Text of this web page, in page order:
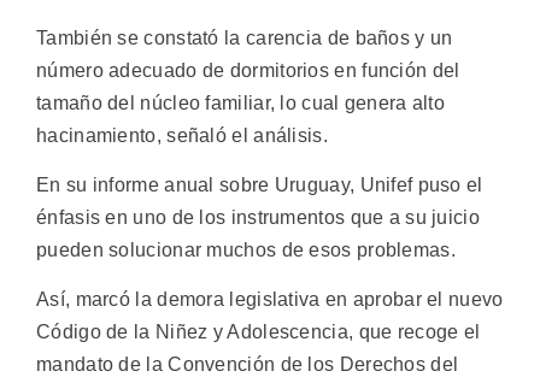
También se constató la carencia de baños y un
número adecuado de dormitorios en función del
tamaño del núcleo familiar, lo cual genera alto
hacinamiento, señaló el análisis.
En su informe anual sobre Uruguay, Unifef puso el
énfasis en uno de los instrumentos que a su juicio
pueden solucionar muchos de esos problemas.
Así, marcó la demora legislativa en aprobar el nuevo
Código de la Niñez y Adolescencia, que recoge el
mandato de la Convención de los Derechos del